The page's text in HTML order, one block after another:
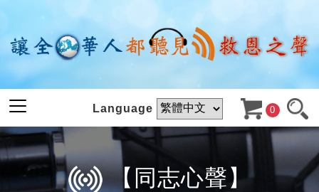
Language 0
【同志心聲】